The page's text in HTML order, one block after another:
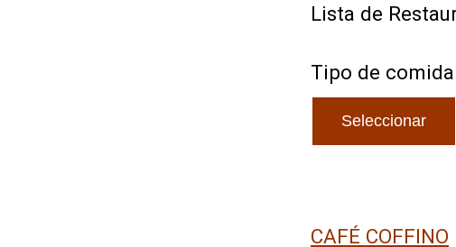
Lista de
Tipo de comida
CAFÉ COFFINO